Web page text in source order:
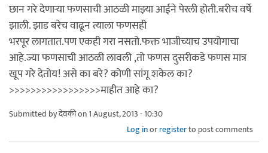
छान गरे देणार्‍या फणसाची आठळी माझ्या आईने पेरली होती.बरीच वर्षे
झाली. झाड बरेच वाढून त्याला फणसही
भरपूर लागतात.पण एकही गरा नसतो.फक्त भाजीच्याच उपयोगाचा
आहे.ज्या फणसाची आठळी लावली ,तो फणस दुसरीकडे फणस मात्र
खूप गरे देतोय! असे का बरे? कोणी सांगू शकेल का?
>>>>>>>>>>>>>>>>>माहीत आहे का?
Submitted byदेवकीon 1 August, 2013 - 10:30
Log inorregisterto post comments